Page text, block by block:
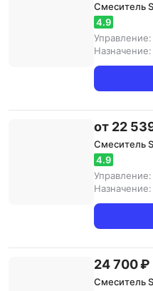
Смеситель
4.9
Управление:
Назначение:
от 22
Смеситель
4.9
Управление:
Назначение:
24 700 ₽
Смеситель